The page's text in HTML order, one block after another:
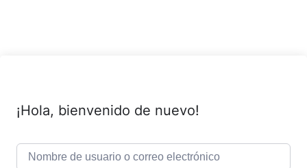
¡Hola, bienvenido de nuevo!